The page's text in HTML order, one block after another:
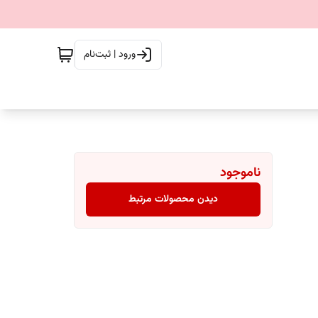
ورود | ثبت‌نام
ناموجود
دیدن محصولات مرتبط